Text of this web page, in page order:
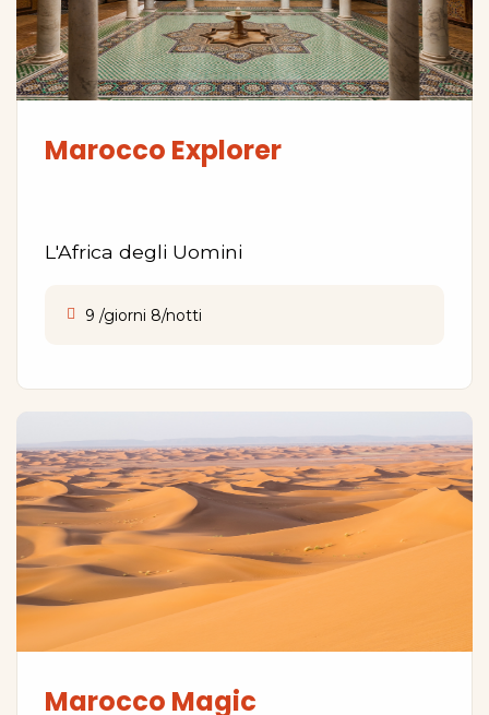
Marocco Explorer
L'Africa degli Uomini
9 /giorni 8/notti
Marocco Magic